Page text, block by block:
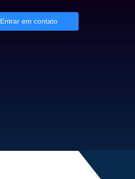
Entrar em contato